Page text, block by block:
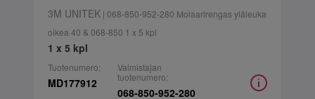
3M UNITEK| 068-850-952-280 Molaarirengas yläleuka
oikea 40 & 068-850 1 x 5 kpl
1 x 5 kpl
Tuotenumero:
MD177912
Valmistajan
tuotenumero:
068-850-952-280